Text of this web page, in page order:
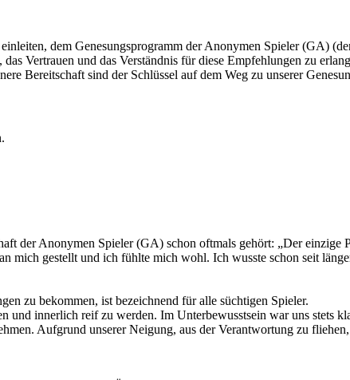
dem Genesungsprogramm der Anonymen Spieler (GA)
Vertrauen und das Verständnis für diese Empfehlungen zu
Bereitschaft sind der Schlüssel auf dem Weg zu unserer
der Anonymen Spieler (GA) schon oftmals gehört: „Der einzige
gestellt und ich fühlte mich wohl. Ich wusste schon seit
zu bekommen, ist bezeichnend für alle süchtigen Spieler.
und innerlich reif zu werden. Im Unterbewusstsein war uns stets
Aufgrund unserer Neigung, aus der Verantwortung zu